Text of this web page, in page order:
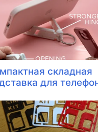
складная
для